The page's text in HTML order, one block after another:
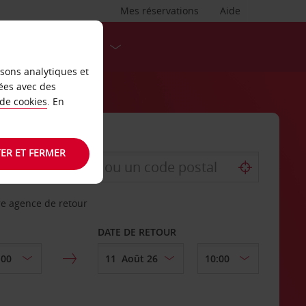
Aide
Mes réservations
agence de retour
DATE DE RETOUR
analytiques et
avec des
cookies. En
ET FERMER